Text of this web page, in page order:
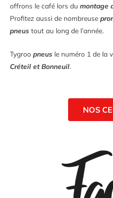
offrons le café lors du montage
Profitez aussi de nombreuse
pneus tout au long de l’année.
Tygroo pneus le numéro 1 de la
Créteil et Bonneuil.
NOS